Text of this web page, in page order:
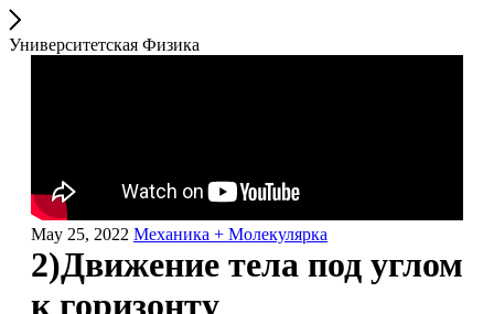
Университетская Физика
May 25, 2022 Механика + Молекулярка
2)Движение тела под углом
к горизонту